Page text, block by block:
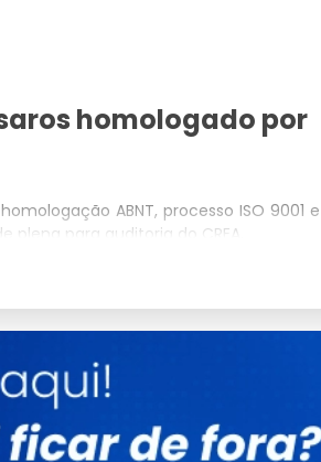
homologado por
ABNT, processo ISO 9001 e
para auditoria do CREA.
cm para contenção de aves, pets e
mecânico) e NBR 16046-3
a 50 kgf por malha individual
emite o laudo de impacto com massa-
em contratação pública e privada de